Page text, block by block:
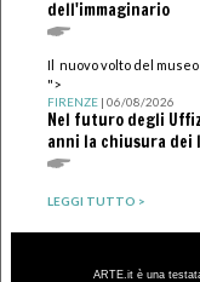
dell'immaginario
Il nuovo volto del
">
FIRENZE| 06/08/2026
Nel futuro degli
anni la chiusura dei
LEGGI TUTTO >
ARTE.it è una